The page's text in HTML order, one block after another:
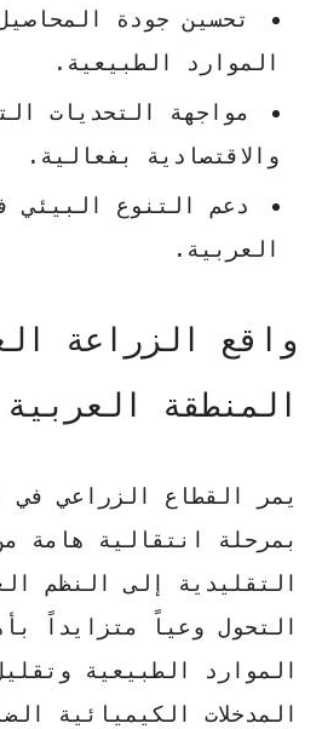
تحسين جودة
الموارد الطبيعية.
مواجهة التحديات
والاقتصادية بفعالية.
دعم التنوع البيئي
العربية.
واقع الزراعة
المنطقة العربية
يمر القطاع الزراعي في
بمرحلة انتقالية هامة
التقليدية إلى النظم
التحول وعياً متزايداً
الموارد الطبيعية
المدخلات الكيميائية